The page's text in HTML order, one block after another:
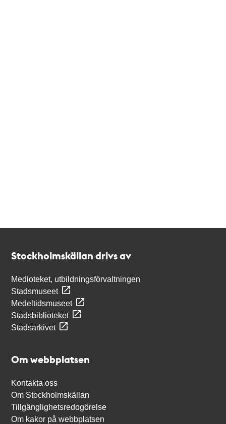
Stockholmskällan drivs av
Medioteket, utbildningsförvaltningen
Stadsmuseet
Medeltidsmuseet
Stadsbiblioteket
Stadsarkivet
Om webbplatsen
Kontakta oss
Om Stockholmskällan
Tillgänglighetsredogörelse
Om kakor på webbplatsen